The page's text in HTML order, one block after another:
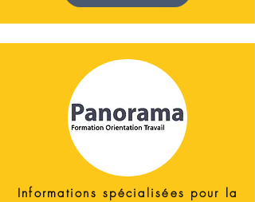
Informations spécialisées pour la